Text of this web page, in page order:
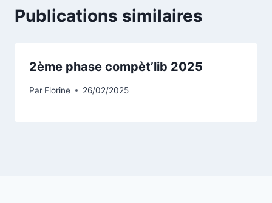
Publications similaires
2ème phase compèt’lib 2025
Par Florine 26/02/2025